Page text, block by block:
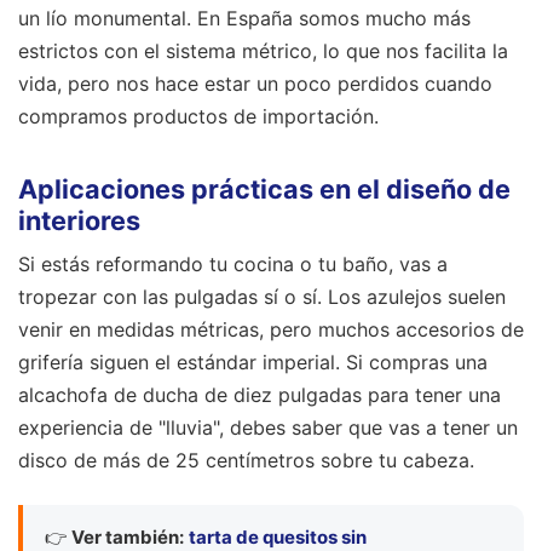
un lío monumental. En España somos mucho más
estrictos con el sistema métrico, lo que nos facilita la
vida, pero nos hace estar un poco perdidos cuando
compramos productos de importación.
Aplicaciones prácticas en el diseño de
interiores
Si estás reformando tu cocina o tu baño, vas a
tropezar con las pulgadas sí o sí. Los azulejos suelen
venir en medidas métricas, pero muchos accesorios de
grifería siguen el estándar imperial. Si compras una
alcachofa de ducha de diez pulgadas para tener una
experiencia de "lluvia", debes saber que vas a tener un
disco de más de 25 centímetros sobre tu cabeza.
👉 Ver también: tarta de quesitos sin